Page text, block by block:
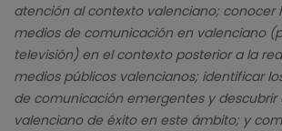
atención al contexto valenciano; conocer
medios de comunicación en valenciano
televisión) en el contexto posterior a la
medios públicos valencianos; identificar
de comunicación emergentes y descubrir
valenciano de éxito en este ámbito; y